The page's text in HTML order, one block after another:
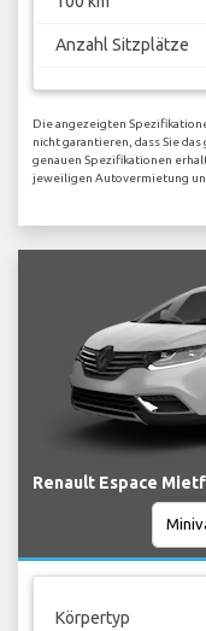
Anzahl Sitzplätze
Die angezeigten
nicht garantieren, dass Sie
genauen Spezifikationen
jeweiligen Autovermietung
Renault Espace
Körpertyp